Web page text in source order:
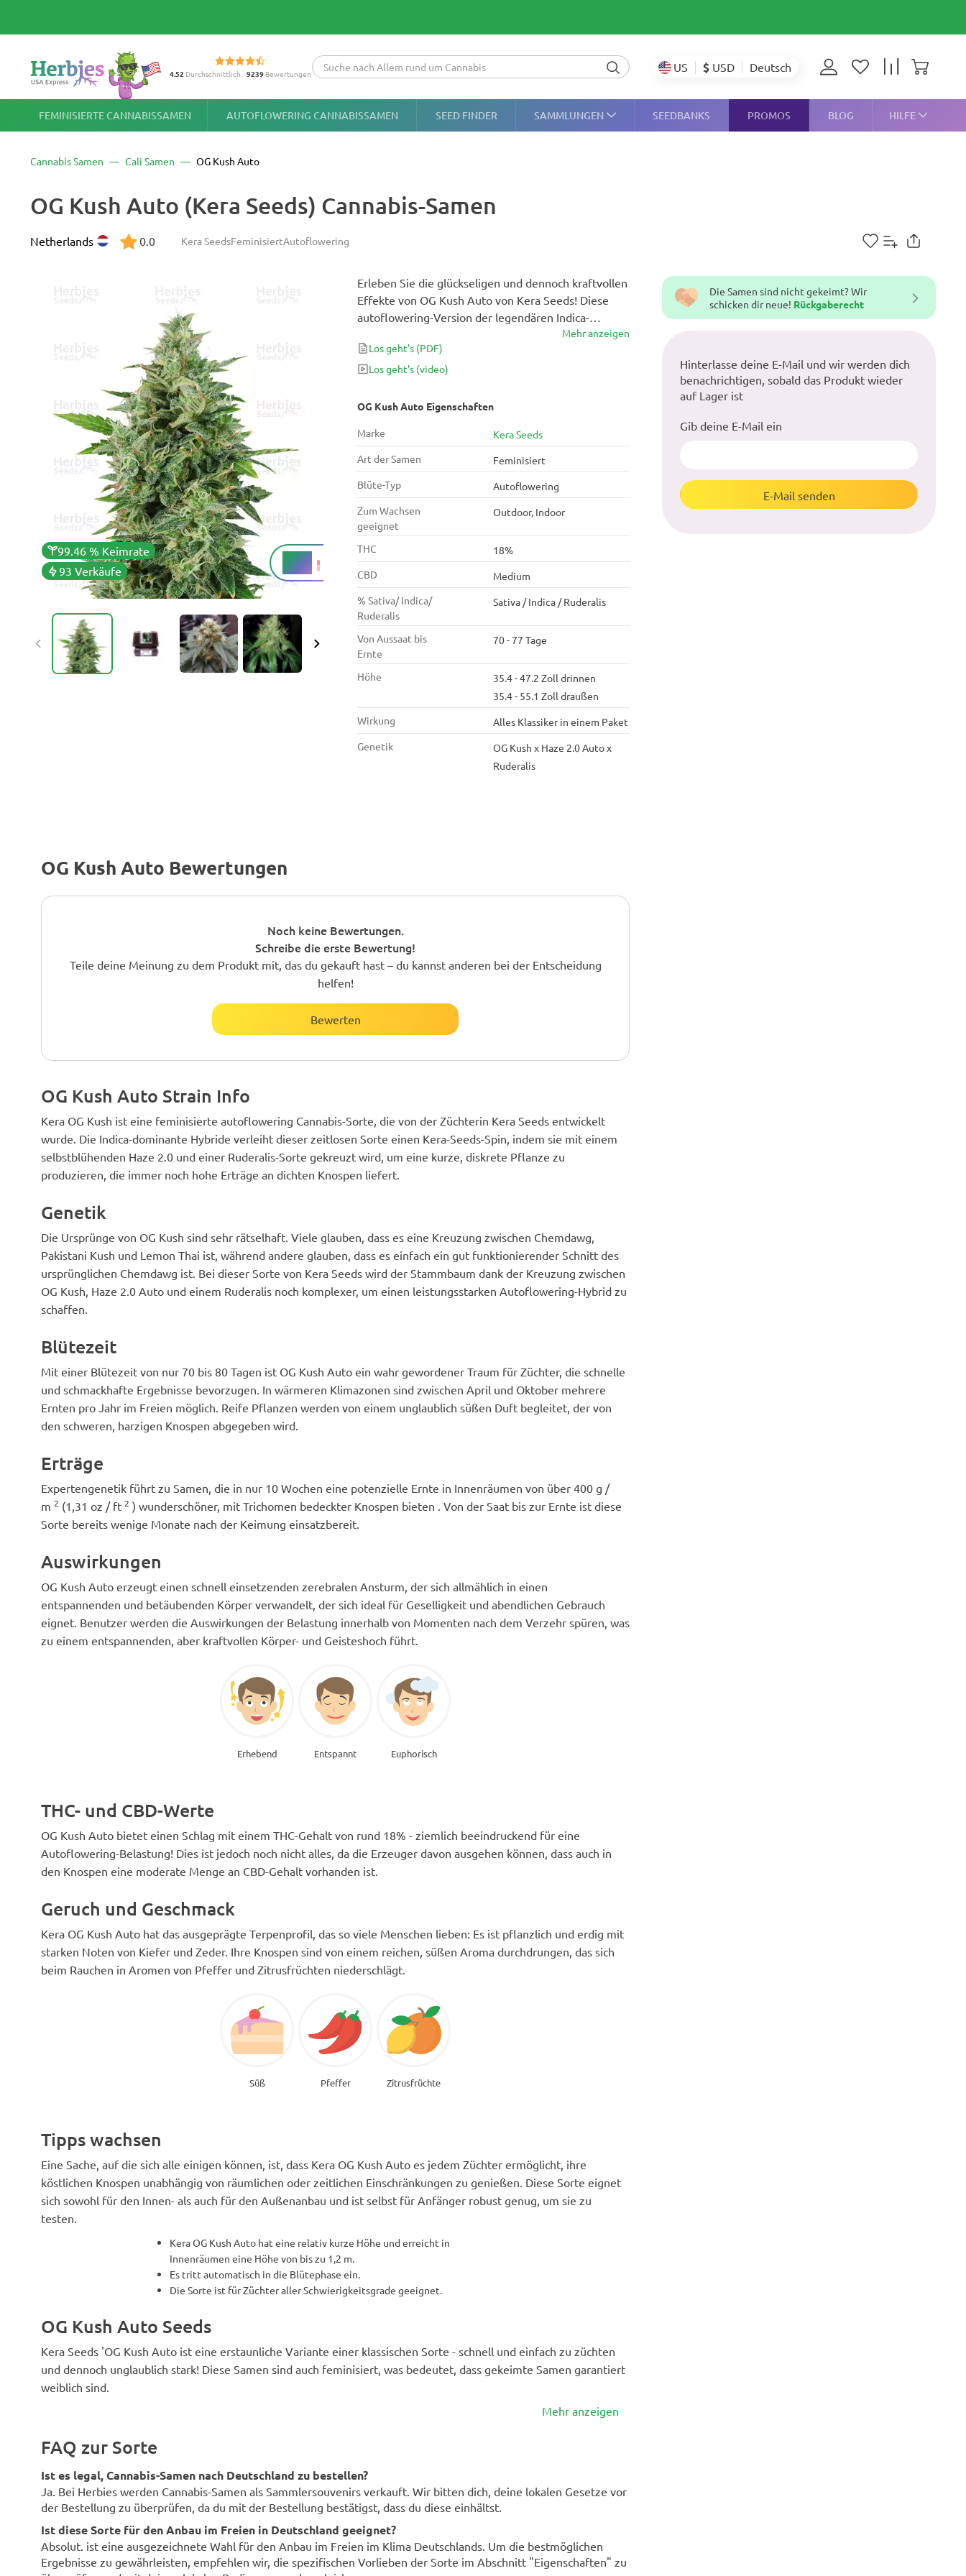
4.52 Durchschnittlich 9239Bewertungen US $ USD Deutsch
FEMINISIERTE CANNABISSAMEN AUTOFLOWERING CANNABISSAMEN SEED FINDER SAMMLUNGEN SEEDBANKS PROMOS BLOG HILFE
Cannabis Samen Cali Samen OG Kush Auto
99.46 % Keimrate
93 Verkäufe
18 %
THC
OG Kush Auto (Kera Seeds) Cannabis-Samen
Kera SeedsFeminisiertAutoflowering
Netherlands 0.0
OG Kush Auto Eigenschaften
Marke
Kera Seeds
Art der Samen
Feminisiert
Blüte-Typ
Autoflowering
Zum Wachsen
geeignet
Outdoor, Indoor
THC
18%
CBD
Medium
% Sativa/ Indica/
Ruderalis
Sativa / Indica / Ruderalis
Von Aussaat bis
Ernte
70 - 77 Tage
Höhe
35.4 - 47.2 Zoll drinnen
35.4 - 55.1 Zoll draußen
Wirkung
Alles Klassiker in einem Paket
Genetik
OG Kush x Haze 2.0 Auto x
Ruderalis
OG Kush Auto Bewertungen
Noch keine Bewertungen.
Schreibe die erste Bewertung!
Teile deine Meinung zu dem Produkt mit, das du gekauft hast – du kannst anderen bei der Entscheidung
helfen!
Bewerten
Erleben Sie die glückseligen und dennoch kraftvollen
Effekte von OG Kush Auto von Kera Seeds! Diese
autoflowering-Version der legendären Indica-
dominanten Sorte liefert die besten Eigenschaften
der mysteriösen OG Kush-Genetik, lässt aber in
Rekordzeit Zitrusknospen wachsen! Ihre zerebralen
sind ideal für einen Filmabend oder einen Tag am
Mehr anzeigen
Los geht's (PDF)
Los geht's (video)
OG Kush Auto Strain Info
Kera OG Kush ist eine feminisierte autoflowering Cannabis-Sorte, die von der Züchterin Kera Seeds entwickelt
wurde. Die Indica-dominante Hybride verleiht dieser zeitlosen Sorte einen Kera-Seeds-Spin, indem sie mit einem
selbstblühenden Haze 2.0 und einer Ruderalis-Sorte gekreuzt wird, um eine kurze, diskrete Pflanze zu
produzieren, die immer noch hohe Erträge an dichten Knospen liefert.
Genetik
Die Ursprünge von OG Kush sind sehr rätselhaft. Viele glauben, dass es eine Kreuzung zwischen Chemdawg,
Pakistani Kush und Lemon Thai ist, während andere glauben, dass es einfach ein gut funktionierender Schnitt des
ursprünglichen Chemdawg ist. Bei dieser Sorte von Kera Seeds wird der Stammbaum dank der Kreuzung zwischen
OG Kush, Haze 2.0 Auto und einem Ruderalis noch komplexer, um einen leistungsstarken Autoflowering-Hybrid zu
schaffen.
Blütezeit
Mit einer Blütezeit von nur 70 bis 80 Tagen ist OG Kush Auto ein wahr gewordener Traum für Züchter, die schnelle
und schmackhafte Ergebnisse bevorzugen. In wärmeren Klimazonen sind zwischen April und Oktober mehrere
Ernten pro Jahr im Freien möglich. Reife Pflanzen werden von einem unglaublich süßen Duft begleitet, der von
den schweren, harzigen Knospen abgegeben wird.
Erträge
Expertengenetik führt zu Samen, die in nur 10 Wochen eine potenzielle Ernte in Innenräumen von über 400 g /
m 2 (1,31 oz / ft 2 ) wunderschöner, mit Trichomen bedeckter Knospen bieten . Von der Saat bis zur Ernte ist diese
Sorte bereits wenige Monate nach der Keimung einsatzbereit.
Auswirkungen
OG Kush Auto erzeugt einen schnell einsetzenden zerebralen Ansturm, der sich allmählich in einen
entspannenden und betäubenden Körper verwandelt, der sich ideal für Geselligkeit und abendlichen Gebrauch
eignet. Benutzer werden die Auswirkungen der Belastung innerhalb von Momenten nach dem Verzehr spüren, was
zu einem entspannenden, aber kraftvollen Körper- und Geisteshoch führt.
Erhebend Entspannt Euphorisch
THC- und CBD-Werte
OG Kush Auto bietet einen Schlag mit einem THC-Gehalt von rund 18% - ziemlich beeindruckend für eine
Autoflowering-Belastung! Dies ist jedoch noch nicht alles, da die Erzeuger davon ausgehen können, dass auch in
den Knospen eine moderate Menge an CBD-Gehalt vorhanden ist.
Geruch und Geschmack
Kera OG Kush Auto hat das ausgeprägte Terpenprofil, das so viele Menschen lieben: Es ist pflanzlich und erdig mit
starken Noten von Kiefer und Zeder. Ihre Knospen sind von einem reichen, süßen Aroma durchdrungen, das sich
beim Rauchen in Aromen von Pfeffer und Zitrusfrüchten niederschlägt.
Süß Pfeffer Zitrusfrüchte
Tipps wachsen
Eine Sache, auf die sich alle einigen können, ist, dass Kera OG Kush Auto es jedem Züchter ermöglicht, ihre
köstlichen Knospen unabhängig von räumlichen oder zeitlichen Einschränkungen zu genießen. Diese Sorte eignet
sich sowohl für den Innen- als auch für den Außenanbau und ist selbst für Anfänger robust genug, um sie zu
testen.
Kera OG Kush Auto hat eine relativ kurze Höhe und erreicht in
Innenräumen eine Höhe von bis zu 1,2 m.
Es tritt automatisch in die Blütephase ein.
Die Sorte ist für Züchter aller Schwierigkeitsgrade geeignet.
OG Kush Auto Seeds
Kera Seeds 'OG Kush Auto ist eine erstaunliche Variante einer klassischen Sorte - schnell und einfach zu züchten
und dennoch unglaublich stark! Diese Samen sind auch feminisiert, was bedeutet, dass gekeimte Samen garantiert
weiblich sind.
Mehr anzeigen
FAQ zur Sorte
Ist es legal, Cannabis-Samen nach Deutschland zu bestellen?
Ja. Bei Herbies werden Cannabis-Samen als Sammlersouvenirs verkauft. Wir bitten dich, deine lokalen Gesetze vor
der Bestellung zu überprüfen, da du mit der Bestellung bestätigst, dass du diese einhältst.
Ist diese Sorte für den Anbau im Freien in Deutschland geeignet?
Absolut. ist eine ausgezeichnete Wahl für den Anbau im Freien im Klima Deutschlands. Um die bestmöglichen
Ergebnisse zu gewährleisten, empfehlen wir, die spezifischen Vorlieben der Sorte im Abschnitt "Eigenschaften" zu
Die Samen sind nicht gekeimt? Wir
schicken dir neue! Rückgaberecht
Hinterlasse deine E-Mail und wir werden dich
benachrichtigen, sobald das Produkt wieder
auf Lager ist
Gib deine E-Mail ein
E-Mail senden